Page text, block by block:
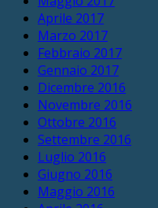
Aprile 2017
Marzo 2017
Febbraio 2017
Gennaio 2017
Dicembre 2016
Novembre 2016
Ottobre 2016
Settembre 2016
Luglio 2016
Giugno 2016
Maggio 2016